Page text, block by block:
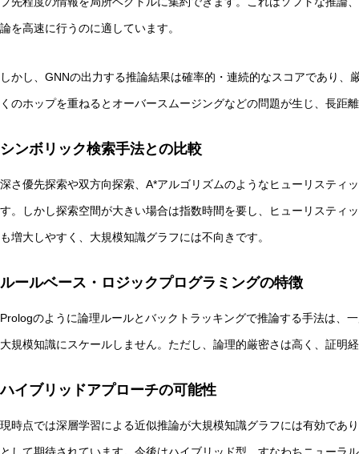
論を高速に行うのに適しています。
しかし、GNNの出力する推論結果は確率的・連続的なスコアであり
くのホップを重ねるとオーバースムージングなどの問題が生じ、長距
シンボリック検索手法との比較
深さ優先探索や双方向探索、A*アルゴリズムのようなヒューリスティ
す。しかし探索空間が大きい場合は指数時間を要し、ヒューリスティ
も増大しやすく、大規模知識グラフには不向きです。
ルールベース・ロジックプログラミングの特徴
Prologのように論理ルールとバックトラッキングで推論する手法は、
大規模知識にスケールしません。ただし、論理的厳密さは高く、証明
ハイブリッドアプローチの可能性
現時点では深層学習による近似推論が大規模知識グラフには有効であ